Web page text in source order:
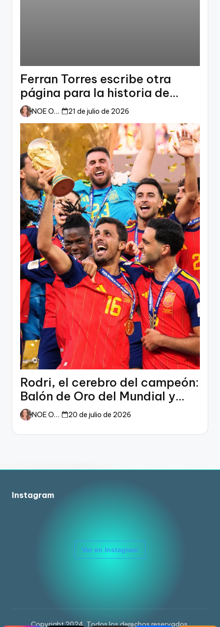
Ferran Torres escribe otra
página para la historia de
España
NOE ORTIZ 21 de julio de 2026
Rodri, el cerebro del campeón:
Balón de Oro del Mundial y
dueño del fútbol
NOE ORTIZ 20 de julio de 2026
Instagram
Ver en Instagram
Copyright 2024. Todos los derechos reservados.